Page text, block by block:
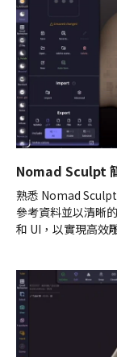
Nomad Sculpt
熟悉 Nomad
參考資料並以清晰
和 UI，以實現高效